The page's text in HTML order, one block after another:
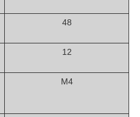
48
12
М4